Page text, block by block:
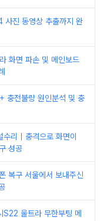
사진 동영상 추출까지 완
화면 파손 및 메인보드
충전불량 원인분석 및 충
리｜충격으로 화면이
성공
복구 서울에서 보내주신
S22 울트라 무한부팅 메